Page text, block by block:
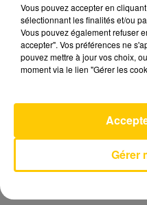
MYLES
Vous pouvez accepter en
sélectionnant les finalités et/ou
Vous pouvez également refuser
accepter". Vos préférences ne
pouvez mettre à jour vos choix,
moment via le lien "Gérer les
Gérer